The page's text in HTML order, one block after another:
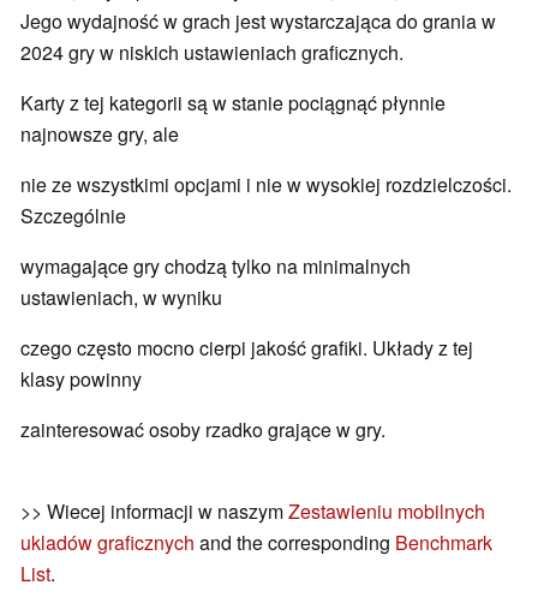
Jego wydajność w grach jest wystarczająca do grania w
2024 gry w niskich ustawieniach graficznych.
Karty z tej kategorii są w stanie pociągnąć płynnie
najnowsze gry, ale
nie ze wszystkimi opcjami i nie w wysokiej rozdzielczości.
Szczególnie
wymagające gry chodzą tylko na minimalnych
ustawieniach, w wyniku
czego często mocno cierpi jakość grafiki. Układy z tej
klasy powinny
zainteresować osoby rzadko grające w gry.
>> Wiecej informacji w naszymZestawieniu mobilnych
ukladów graficznych and the corresponding Benchmark
List.